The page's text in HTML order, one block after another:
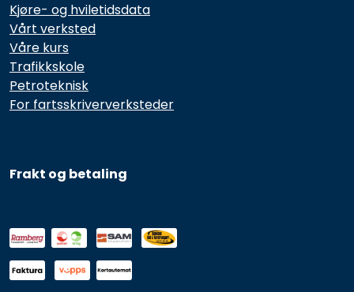
Frakt og betaling
Kjøre- og hviletidsdata
Vårt verksted
Våre kurs
Trafikkskole
Petroteknisk
For fartsskriververksteder